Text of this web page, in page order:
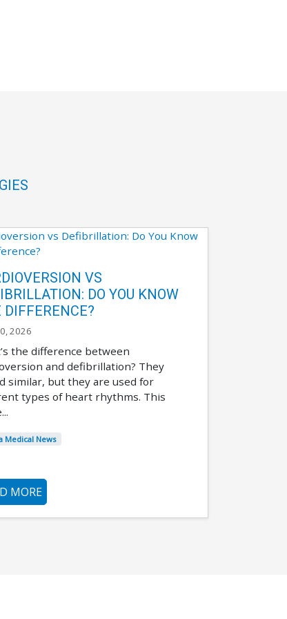
VS
DO YOU KNOW
DIFFERENCE?
2026
the difference between
and defibrillation? They
similar, but they are used for
types of heart rhythms. This
Medical News
MORE